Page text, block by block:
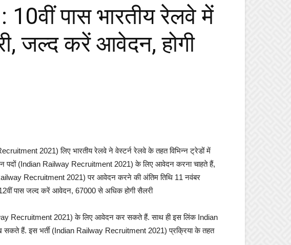
पास भारतीय रेलवे में
जल्द करें आवेदन, होगी
2021) लिए भारतीय रेलवे ने वेस्टर्न रेलवे के तहत विभिन्न ट्रेडों में
पदों (Indian Railway Recruitment 2021) के लिए आवेदन करना चाहते हैं,
Recruitment 2021) पर आवेदन करने की अंतिम तिथि 11 नवंबर
पास जल्द करें आवेदन, 67000 से अधिक होगी सैलरी
Recruitment 2021) के लिए आवेदन कर सकते हैं. साथ ही इस लिंक Indian
हैं. इस भर्ती (Indian Railway Recruitment 2021) प्रक्रिया के तहत